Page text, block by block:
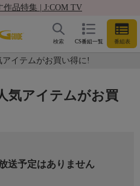
作品特集 | J:COM TV
CS番組一覧 番組表
検索
イテムがお買い得に!
気アイテムがお買
送予定はありません